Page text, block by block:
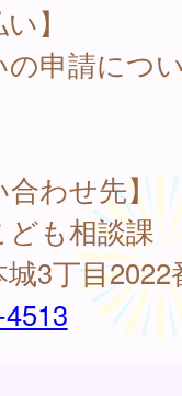
】
の申請につ
合わせ先】
ども相談課
城3丁目2022